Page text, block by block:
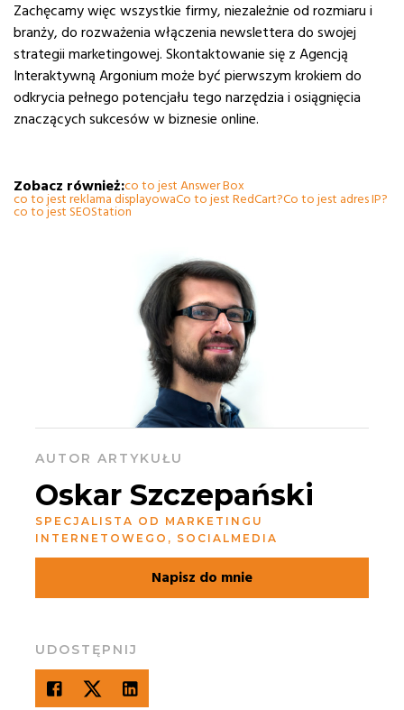
Zachęcamy więc wszystkie firmy, niezależnie od rozmiaru i
branży, do rozważenia włączenia newslettera do swojej
strategii marketingowej. Skontaktowanie się z Agencją
Interaktywną Argonium może być pierwszym krokiem do
odkrycia pełnego potencjału tego narzędzia i osiągnięcia
znaczących sukcesów w biznesie online.
Zobacz również:co to jest Answer Box
co to jest reklama displayowaCo to jest RedCart?Co to jest adres IP?
co to jest SEOStation
AUTOR ARTYKUŁU
Oskar Szczepański
SPECJALISTA OD MARKETINGU
INTERNETOWEGO, SOCIALMEDIA
Napisz do mnie
UDOSTĘPNIJ